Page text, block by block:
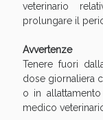
veterinario
prolungare il
Avvertenze
Tenere fuori
dose giornaliera
o in
medico